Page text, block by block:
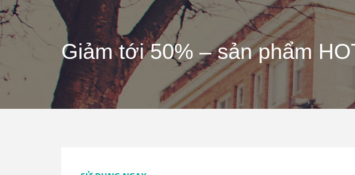
Giảm tới 50% – sản phẩm